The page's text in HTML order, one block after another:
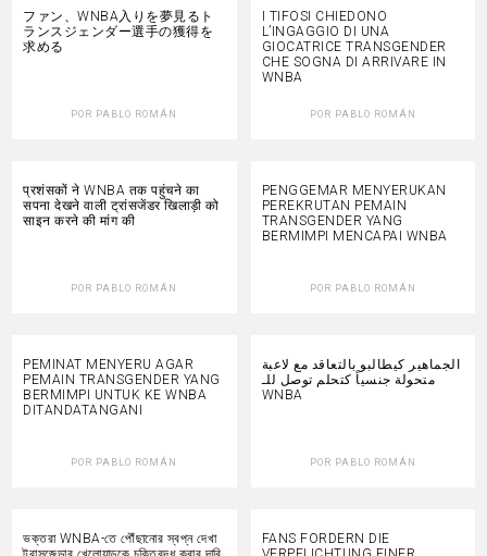
ファン、WNBA入りを夢見るト
ランスジェンダー選手の獲得を
求める
POR PABLO ROMÁN
I TIFOSI CHIEDONO
L’INGAGGIO DI UNA
GIOCATRICE TRANSGENDER
CHE SOGNA DI ARRIVARE IN
WNBA
POR PABLO ROMÁN
प्रशंसकों ने WNBA तक पहुंचने का
सपना देखने वाली ट्रांसजेंडर खिलाड़ी को
साइन करने की मांग की
POR PABLO ROMÁN
PENGGEMAR MENYERUKAN
PEREKRUTAN PEMAIN
TRANSGENDER YANG
BERMIMPI MENCAPAI WNBA
POR PABLO ROMÁN
PEMINAT MENYERU AGAR
PEMAIN TRANSGENDER YANG
BERMIMPI UNTUK KE WNBA
DITANDATANGANI
POR PABLO ROMÁN
الجماهير كيطالبو بالتعاقد مع لاعبة
متحولة جنسياً كتحلم توصل للـ
WNBA
POR PABLO ROMÁN
ভক্তরা WNBA-তে পৌঁছানোর স্বপ্ন দেখা
FANS FORDERN DIE